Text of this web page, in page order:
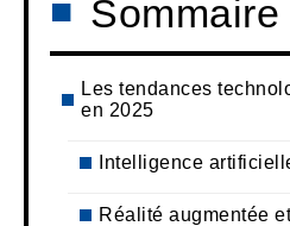
Sommaire
Les tendances
en 2025
Intelligence
Réalité augmentée